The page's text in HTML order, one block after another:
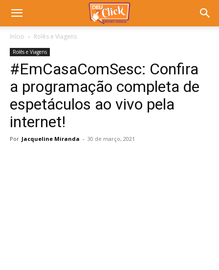
Início Rolês e Viagens
Rolês e Viagens
#EmCasaComSesc: Confira
a programação completa de
espetáculos ao vivo pela
internet!
Por Jacqueline Miranda - 30 de março, 2021